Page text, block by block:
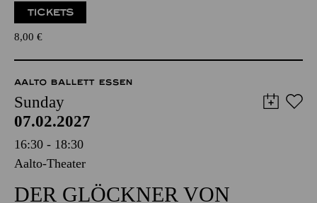
TICKETS
8,00 €
AALTO BALLETT ESSEN
Sunday
07.02.2027
16:30 - 18:30
Aalto-Theater
DER GLÖCKNER VON